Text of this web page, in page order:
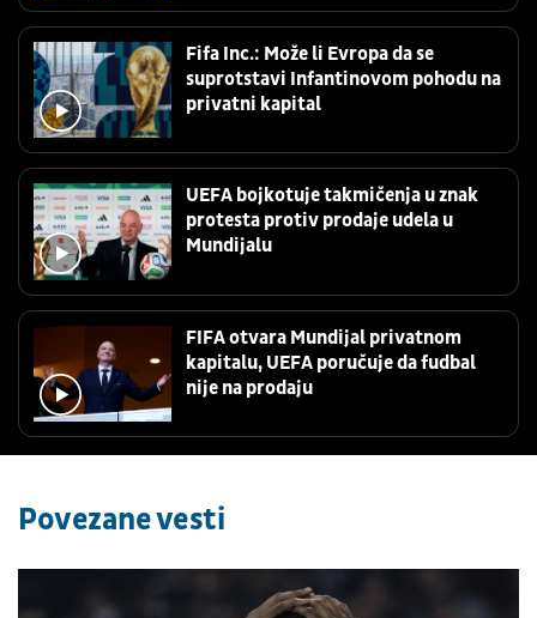
Fifa Inc.: Može li Evropa da se
suprotstavi Infantinovom pohodu na
privatni kapital
UEFA bojkotuje takmičenja u znak
protesta protiv prodaje udela u
Mundijalu
FIFA otvara Mundijal privatnom
kapitalu, UEFA poručuje da fudbal
nije na prodaju
Povezane vesti